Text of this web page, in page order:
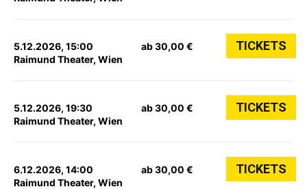
5.12.2026, 15:00
Raimund Theater, Wien
ab 30,00 € TICKETS
5.12.2026, 19:30
Raimund Theater, Wien
ab 30,00 € TICKETS
6.12.2026, 14:00
Raimund Theater, Wien
ab 30,00 € TICKETS